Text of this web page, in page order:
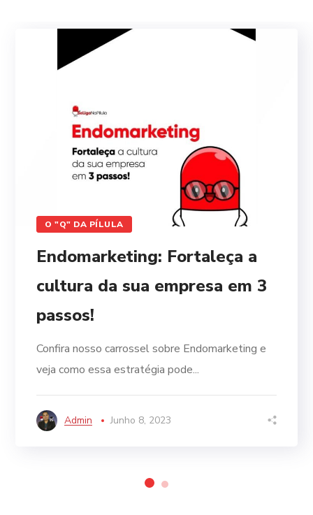
O "Q" DA PÍLULA
Endomarketing: Fortaleça a
cultura da sua empresa em 3
passos!
Confira nosso carrossel sobre Endomarketing e
veja como essa estratégia pode...
Admin Junho 8, 2023